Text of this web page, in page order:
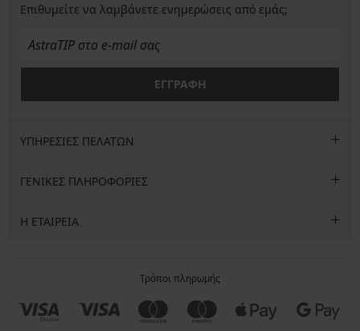
Επιθυμείτε να λαμβάνετε ενημερώσεις από εμάς;
ΕΓΓΡΑΦΗ
ΥΠΗΡΕΣΙΕΣ ΠΕΛΑΤΩΝ
ΓΕΝΙΚΕΣ ΠΛΗΡΟΦΟΡΙΕΣ
Η ΕΤΑΙΡΕΙΑ
Τρόποι πληρωμής